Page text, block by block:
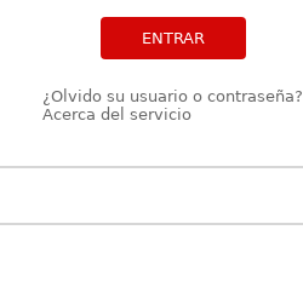
ENTRAR
¿Olvido su usuario o contraseña?
Acerca del servicio